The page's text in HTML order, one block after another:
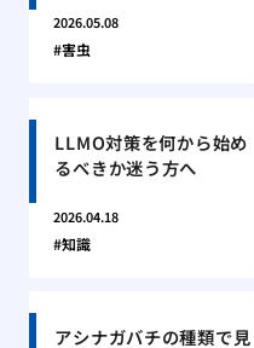
2026.05.08
害虫
LLMO対策を何から始め
るべきか迷う方へ
2026.04.18
知識
アシナガバチの種類で見